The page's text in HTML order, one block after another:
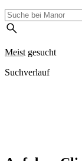
Meist gesucht
Suchverlauf